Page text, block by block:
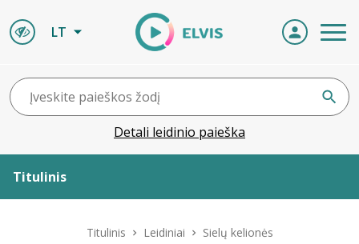
LT
Detali leidinio paieška
Titulinis
Titulinis Leidiniai Sielų kelionės